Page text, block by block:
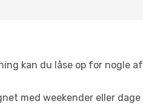
kan du låse op for nogle af
med weekender eller dage